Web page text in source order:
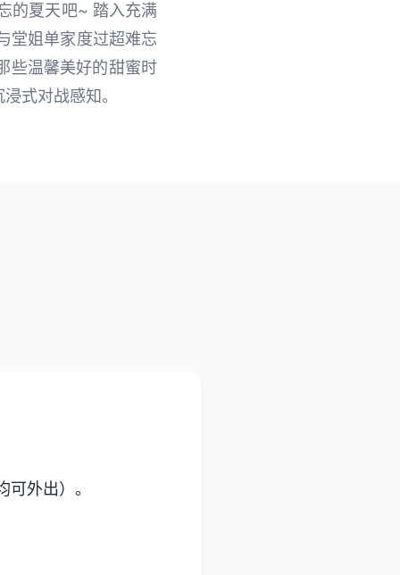
的夏天吧~ 踏入充满
堂姐单家度过超难忘
些温馨美好的甜蜜时
式对战感知。
外出）。